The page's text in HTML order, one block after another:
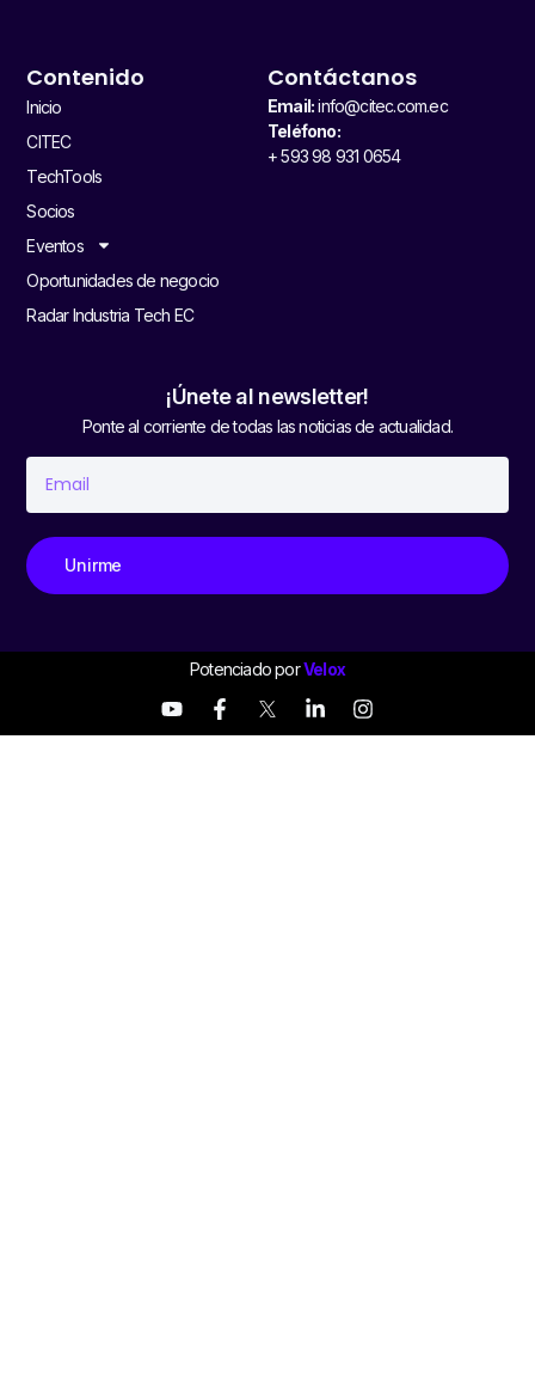
Contenido
Inicio
CITEC
TechTools
Socios
Eventos
Oportunidades de negocio
Radar Industria Tech EC
Contáctanos
Email:info@citec.com.ec
Teléfono:
+ 593 98 931 0654
¡Únete al newsletter!
Ponte al corriente de todas las noticias de actualidad.
Unirme
Potenciado porVelox